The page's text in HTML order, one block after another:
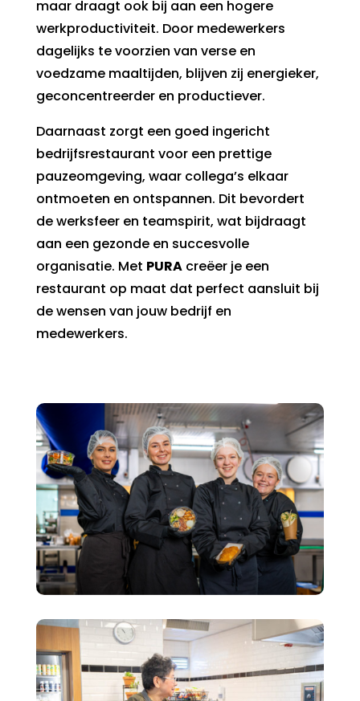
maar draagt ook bij aan een hogere
werkproductiviteit. Door medewerkers
dagelijks te voorzien van verse en
voedzame maaltijden, blijven zij energieker,
geconcentreerder en productiever.
Daarnaast zorgt een goed ingericht
bedrijfsrestaurant voor een prettige
pauzeomgeving, waar collega’s elkaar
ontmoeten en ontspannen. Dit bevordert
de werksfeer en teamspirit, wat bijdraagt
aan een gezonde en succesvolle
organisatie. Met PURAcreëer je een
restaurant op maat dat perfect aansluit bij
de wensen van jouw bedrijf en
medewerkers.